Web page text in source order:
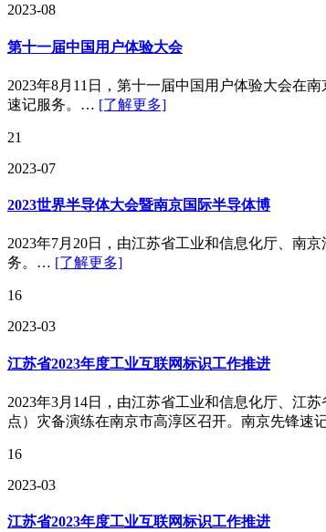
2023-08
第十一届中国用户体验大会
2023年8月11日，第十一届中国用户体验大会在
速记服务。… [了解更多]
21
2023-07
2023世界半导体大会暨南京国际半导体博
2023年7月20日，由江苏省工业和信息化厅、南
务。… [了解更多]
16
2023-03
江苏省2023年度工业互联网标识工作推进
2023年3月14日，由江苏省工业和信息化厅、江
点）灾备演练在南京市高淳区召开。南京先锋
16
2023-03
江苏省2023年度工业互联网标识工作推进